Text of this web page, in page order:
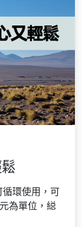
環使用，可
為單位，縂